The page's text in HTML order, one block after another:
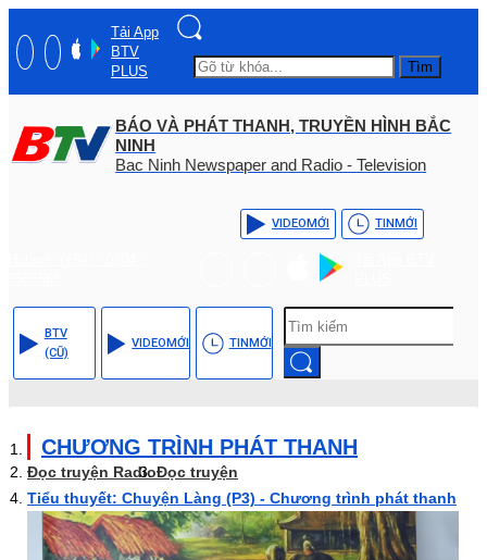
Tải App
BTV
PLUS
Tìm
BÁO VÀ PHÁT THANH, TRUYỀN HÌNH BẮC
NINH
Bac Ninh Newspaper and Radio - Television
VIDEOMỚI TINMỚI
BTV
(CŨ)
VIDEOMỚI TINMỚI
CHƯƠNG TRÌNH PHÁT THANH
Đọc truyện RadioĐọc truyện
Tiểu thuyết: Chuyện Làng (P3) - Chương trình phát thanh